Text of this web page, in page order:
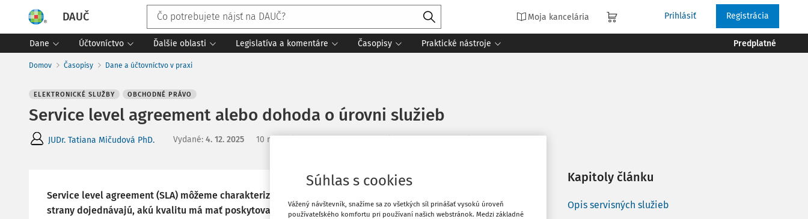
DAUČ Moja kancelária Prihlásiť Registrácia
Dane Účtovníctvo Ďalšie oblasti Legislatíva a komentáre Časopisy Praktické nástroje Predplatné
Domov Časopisy Dane a účtovníctvo v praxi
ELEKTRONICKÉ SLUŽBY OBCHODNÉ PRÁVO
Service level agreement alebo dohoda o úrovni služieb
JUDr. Tatiana Mičudová PhD. Vydané: 4. 12. 2025 10 minút čítania
Service level agreement (SLA) môžeme charakterizovať ako zmluvu, v ktorej si zmluvné
strany dojednávajú, akú kvalitu má mať poskytovaná služba a nastavujú si aj pravidlá jej
Kapitoly článku
Opis servisných služieb
Súhlas s cookies
Vážený návštevník, snažíme sa zo všetkých síl prinášať vysokú úroveň
používateľského komfortu pri používaní našich webstránok. Medzi základné